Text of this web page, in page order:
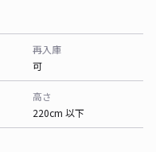
再入庫
可
高さ
220cm 以下